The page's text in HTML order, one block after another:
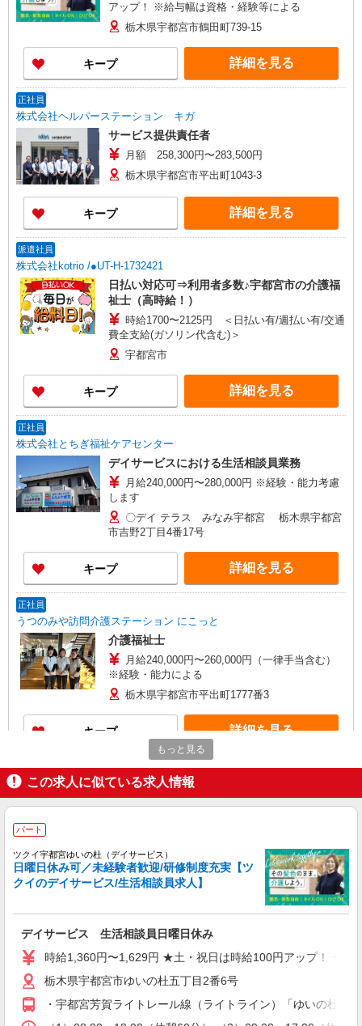
アップ！ ※給与幅は資格・経験等による
栃木県宇都宮市鶴田町739-15
キープ 詳細を見る
正社員
株式会社ヘルパーステーション キガ
サービス提供責任者
月額 258,300円〜283,500円
栃木県宇都宮市平出町1043-3
キープ 詳細を見る
派遣社員
株式会社kotrio /●UT-H-1732421
日払い対応可⇒利用者多数♪宇都宮市の介護福
祉士（高時給！）
時給1700〜2125円 ＜日払い有/週払い有/交通
費全支給(ガソリン代含む)＞
宇都宮市
キープ 詳細を見る
正社員
株式会社とちぎ福祉ケアセンター
デイサービスにおける生活相談員業務
月給240,000円〜280,000円 ※経験・能力考慮
します
〇デイ テラス みなみ宇都宮 栃木県宇都宮
市吉野2丁目4番17号
キープ 詳細を見る
正社員
うつのみや訪問介護ステーション にこっと
介護福祉士
月給240,000円〜260,000円（一律手当含む）
※経験・能力による
栃木県宇都宮市平出町1777番3
キープ 詳細を見る
もっと見る
この求人に似ている求人情報
パート
ツクイ宇都宮ゆいの杜（デイサービス）
日曜日休み可／未経験者歓迎/研修制度充実【ツ
クイのデイサービス/生活相談員求人】
デイサービス 生活相談員日曜日休み
時給1,360円〜1,629円 ★土・祝日は時給100円アップ！ ※給
栃木県宇都宮市ゆいの杜五丁目2番6号
・宇都宮芳賀ライトレール線（ライトライン）「ゆいの杜